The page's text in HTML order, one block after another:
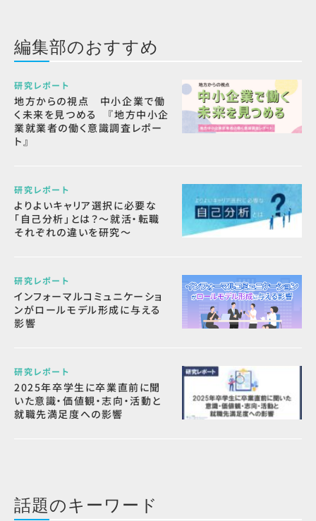
編集部のおすすめ
研究レポート
地方からの視点 中小企業で働
く未来を見つめる 『地方中小企
業就業者の働く意識調査レポー
ト』
研究レポート
よりよいキャリア選択に必要な
「自己分析」とは？～就活・転職
それぞれの違いを研究～
研究レポート
インフォーマルコミュニケーショ
ンがロールモデル形成に与える
影響
研究レポート
2025年卒学生に卒業直前に聞
いた意識・価値観・志向・活動と
就職先満足度への影響
話題のキーワード